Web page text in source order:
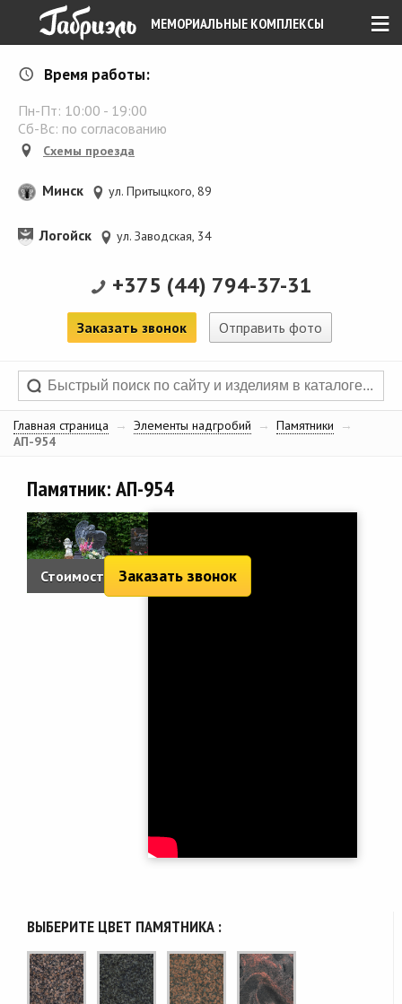
≡
МЕМОРИАЛЬНЫЕ КОМПЛЕКСЫ
Время работы:
Пн-Пт: 10:00 - 19:00
Сб-Вс: по согласованию
Схемы проезда
Минск ул. Притыцкого, 89
Логойск ул. Заводская, 34
+375 (44) 794-37-31
Заказать звонок Отправить фото
Главная страница → Элементы надгробий → Памятники
→
АП-954
Памятник: АП-954
Стоимость: 8 540 руб.
Заказать звонок
ВЫБЕРИТЕ ЦВЕТ ПАМЯТНИКА :